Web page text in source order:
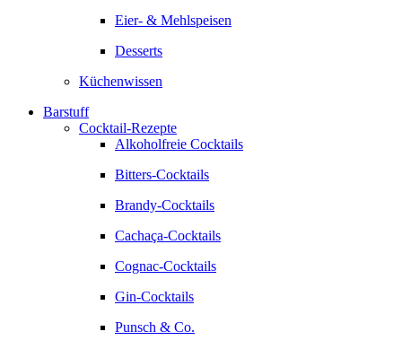
Eier- & Mehlspeisen
Desserts
Küchenwissen
Barstuff
Cocktail-Rezepte
Alkoholfreie Cocktails
Bitters-Cocktails
Brandy-Cocktails
Cachaça-Cocktails
Cognac-Cocktails
Gin-Cocktails
Punsch & Co.